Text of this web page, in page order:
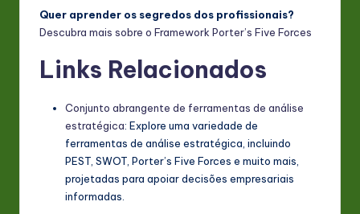
Quer aprender os segredos dos profissionais?
Descubra mais sobre o Framework Porter’s Five Forces
Links Relacionados
Conjunto abrangente de ferramentas de análise
estratégica: Explore uma variedade de
ferramentas de análise estratégica, incluindo
PEST, SWOT, Porter’s Five Forces e muito mais,
projetadas para apoiar decisões empresariais
informadas.